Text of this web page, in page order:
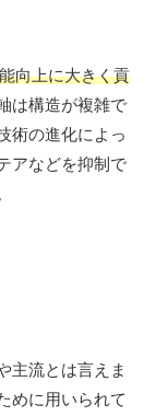
向上に大きく貢
は構造が複雑で
術の進化によっ
アなどを抑制で
主流とは言えま
めに用いられて